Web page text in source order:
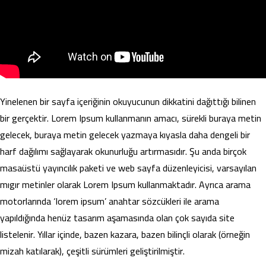
Yinelenen bir sayfa içeriğinin okuyucunun dikkatini dağıttığı bilinen
bir gerçektir. Lorem Ipsum kullanmanın amacı, sürekli buraya metin
gelecek, buraya metin gelecek yazmaya kıyasla daha dengeli bir
harf dağılımı sağlayarak okunurluğu artırmasıdır. Şu anda birçok
masaüstü yayıncılık paketi ve web sayfa düzenleyicisi, varsayılan
mıgır metinler olarak Lorem Ipsum kullanmaktadır. Ayrıca arama
motorlarında ‘lorem ipsum’ anahtar sözcükleri ile arama
yapıldığında henüz tasarım aşamasında olan çok sayıda site
listelenir. Yıllar içinde, bazen kazara, bazen bilinçli olarak (örneğin
mizah katılarak), çeşitli sürümleri geliştirilmiştir.